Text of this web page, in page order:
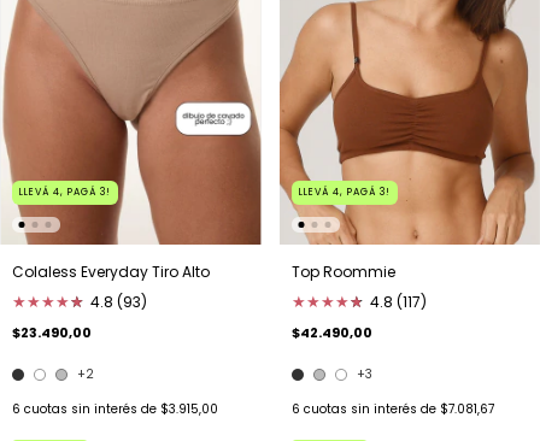
LLEVÁ 4, PAGÁ 3!
Colaless Everyday Tiro Alto
★★★★★
★ 4.8 (93)
$23.490,00
+2
6 cuotas sin interés de $3.915,00
LLEVÁ 4, PAGÁ 3!
Top Roommie
★★★★★
★ 4.8 (117)
$42.490,00
+3
6 cuotas sin interés de $7.081,67